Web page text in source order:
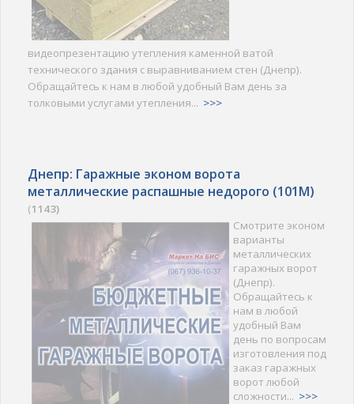
видеопрезентацию утепления каменной ватой
технического здания с выравниванием стен (Днепр).
Обращайтесь к нам в любой удобный Вам день за
толковыми услугами утепления... >>>
Днепр: Гаражные эконом ворота
металлические распашные недорого (101M)
(1143)
Смотрите эконом
варианты
металлических
гаражных ворот
(Днепр).
Обращайтесь к
нам в любой
удобный Вам
день по вопросам
изготовления под
заказ гаражных
ворот любой
сложности... >>>